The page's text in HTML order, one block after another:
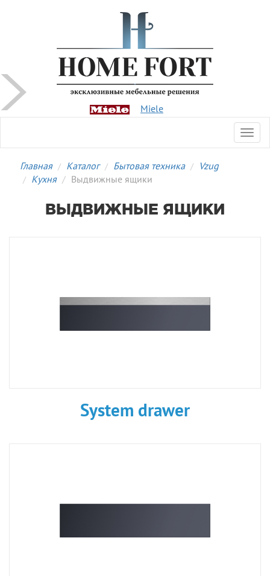
Miele
Главная Каталог Бытовая техника
Vzug
Кухня
Выдвижные ящики
ВЫДВИЖНЫЕ ЯЩИКИ
System drawer